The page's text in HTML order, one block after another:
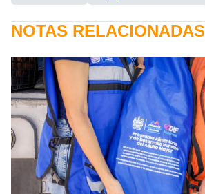
NOTAS RELACIONADAS